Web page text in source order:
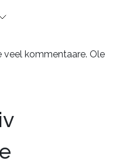
veel kommentaare. Ole